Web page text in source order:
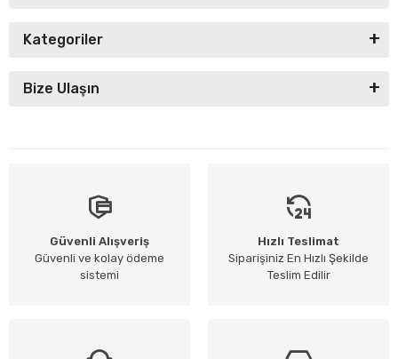
Kategoriler
Bize Ulaşın
Güvenli Alışveriş
Güvenli ve kolay ödeme
sistemi
Hızlı Teslimat
Siparişiniz En Hızlı Şekilde
Teslim Edilir